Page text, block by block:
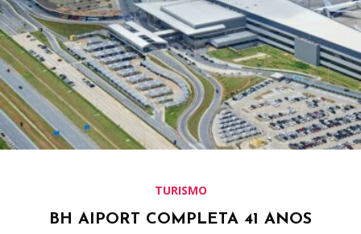
TURISMO
BH AIPORT COMPLETA 41 ANOS